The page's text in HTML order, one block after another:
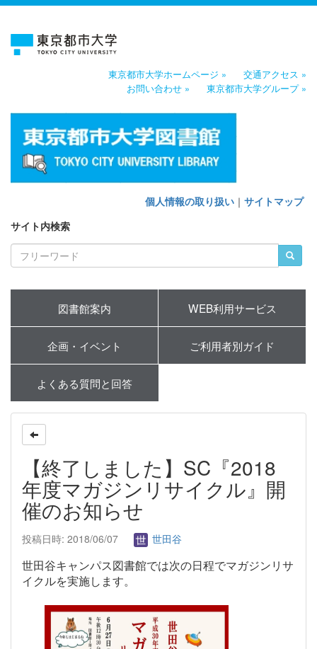
東京都市大学ホームページ »
交通アクセス »
お問い合わせ »
東京都市大学グループ »
個人情報の取り扱い ｜ サイトマップ
サイト内検索
図書館案内 WEB利用サービス
企画・イベント ご利用者別ガイド
よくある質問と回答
【終了しました】SC『2018
年度マガジンリサイクル』開
催のお知らせ
投稿日時: 2018/06/07 世田谷
世田谷キャンパス図書館では次の日程でマガジンリサ
イクルを実施します。